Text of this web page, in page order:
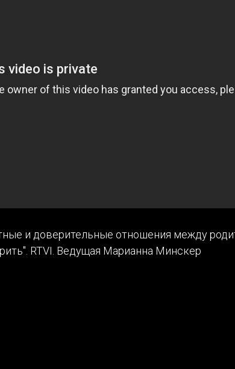
и доверительные отношения между
RTVI. Ведущая Марианна Минскер